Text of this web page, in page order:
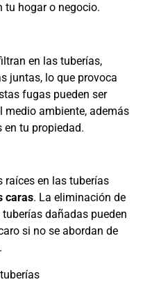
tu hogar o negocio.
en las tuberías,
juntas, lo que provoca
fugas pueden ser
medio ambiente, además
en tu propiedad.
raíces en las tuberías
caras. La eliminación de
dañadas pueden
si no se abordan de